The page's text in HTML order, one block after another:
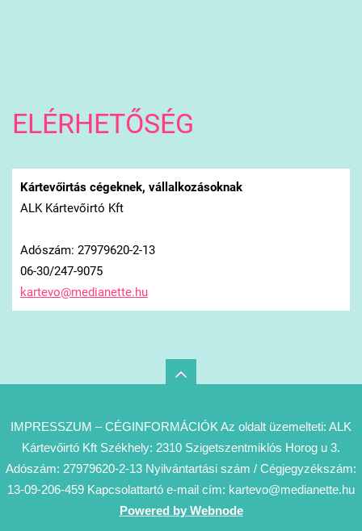
ELÉRHETŐSÉG
Kártevőirtás cégeknek, vállalkozásoknak
ALK Kártevőirtó Kft
Adószám: 27979620-2-13
06-30/247-9075
kartevo@medianette.hu
IMPRESSZUM – CÉGINFORMÁCIÓK Az oldalt üzemelteti: ALK
Kártevőirtó Kft Székhely: 2310 Szigetszentmiklós Horog u 3.
Adószám: 27979620-2-13 Nyilvántartási szám / Cégjegyzékszám:
13-09-206-459 Kapcsolattartó e-mail cím: kartevo@medianette.hu
Powered by Webnode